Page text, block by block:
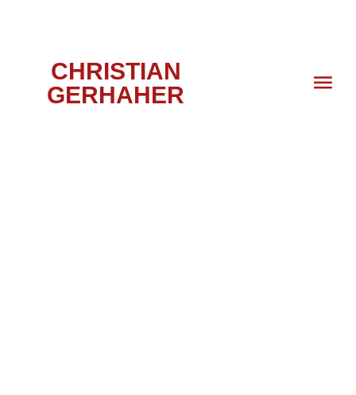
CHRISTIAN
GERHAHER